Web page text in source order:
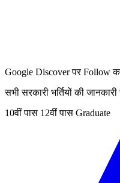
Google Discover पर Follow
सभी सरकारी भर्तियों की
10वीं पास 12वीं पास Graduate